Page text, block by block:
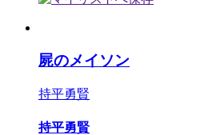
屍のメイソン
持平勇賢
持平勇賢